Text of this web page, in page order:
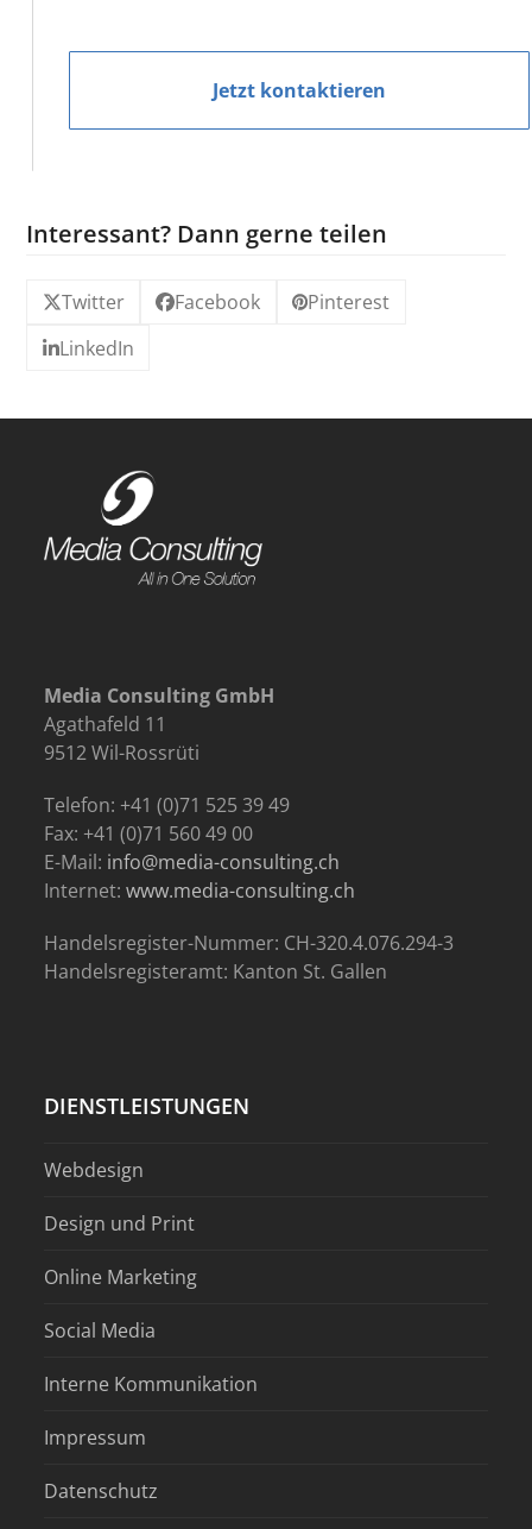
Jetzt kontaktieren
Interessant? Dann gerne teilen
Twitter Facebook
Pinterest
LinkedIn
Media Consulting GmbH
Agathafeld 11
9512 Wil-Rossrüti
Telefon: +41 (0)71 525 39 49
Fax: +41 (0)71 560 49 00
E-Mail: info@media-consulting.ch
Internet:www.media-consulting.ch
Handelsregister-Nummer: CH-320.4.076.294-3
Handelsregisteramt: Kanton St. Gallen
DIENSTLEISTUNGEN
Webdesign
Design und Print
Online Marketing
Social Media
Interne Kommunikation
Impressum
Datenschutz